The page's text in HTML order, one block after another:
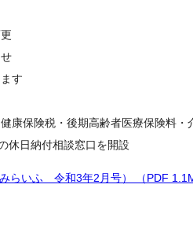
す
康保険税・後期高齢者医療保険料・
休日納付相談窓口を開設
らいふ 令和3年2月号） （PDF